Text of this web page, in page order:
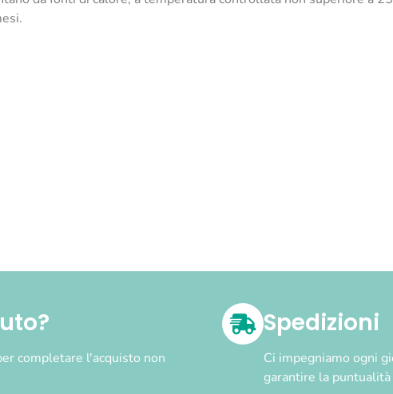
completare l'acquisto non
Spedizioni
Ci impegniamo ogni
garantire la